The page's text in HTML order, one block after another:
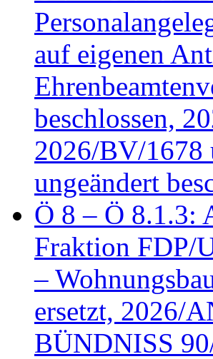
auf eigenen
beschlossen,
2026/BV/1678
ungeändert
Ö 8 – Ö 8.1.3:
Fraktion FDP/
–
ersetzt, 2026/
BÜNDNISS